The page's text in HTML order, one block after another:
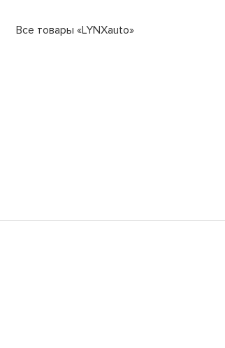
Все товары «LYNXauto»